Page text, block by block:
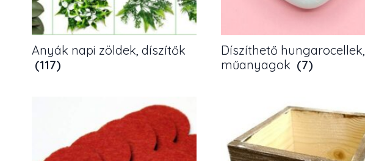
Anyák napi zöldek, díszítők
(117)
Díszíthető hungarocellek,
műanyagok (7)